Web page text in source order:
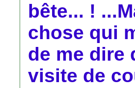
bête... !
chose qui
de me dire
visite de